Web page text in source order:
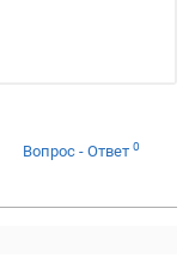
Вопрос - Ответ 0